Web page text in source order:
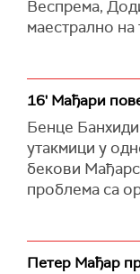
Веспрема,
маестрално на
16' Мађари
Бенце
утакмици у
бекови
проблема са
Петер Мађар